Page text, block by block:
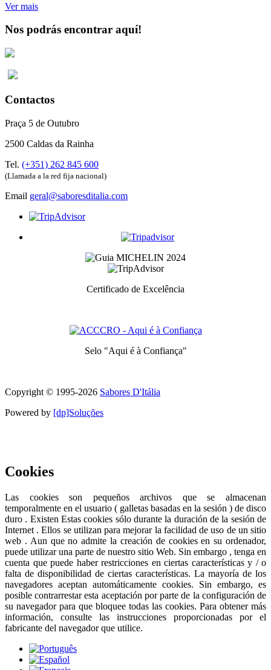
Ver mais
Nos podrás encontrar aquí!
Contactos
Praça 5 de Outubro
2500 Caldas da Rainha
Tel. (+351) 262 845 600
(Llamada a la red fija nacional)
Email geral@saboresditalia.com
Certificado de Excelência
Selo "Aqui é à Confiança"
Copyright © 1995-2026 Sabores D'Itália
Powered by [dp]Soluções
Cookies
Las cookies son pequeños archivos que se almacenan
temporalmente en el usuario ( galletas basadas en la sesión ) de disco
duro . Existen Estas cookies sólo durante la duración de la sesión de
Internet . Ellos se utilizan para mejorar la facilidad de uso de un sitio
web . Aun que no admite la creación de cookies en su ordenador,
puede utilizar una parte de nuestro sitio Web. Sin embargo , tenga en
cuenta que puede haber restricciones en ciertas características y / o
falta de disponibilidad de ciertas características. La mayoría de los
navegadores aceptan automáticamente cookies. Sin embargo, es
posible contrarrestar esta aceptación por parte de la configuración de
su navegador para que bloquee todas las cookies. Para obtener más
información, consulte las instrucciones proporcionadas por el
fabricante del navegador que utilice.